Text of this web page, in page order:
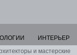
ИНТЕРЬЕР
и мастерские